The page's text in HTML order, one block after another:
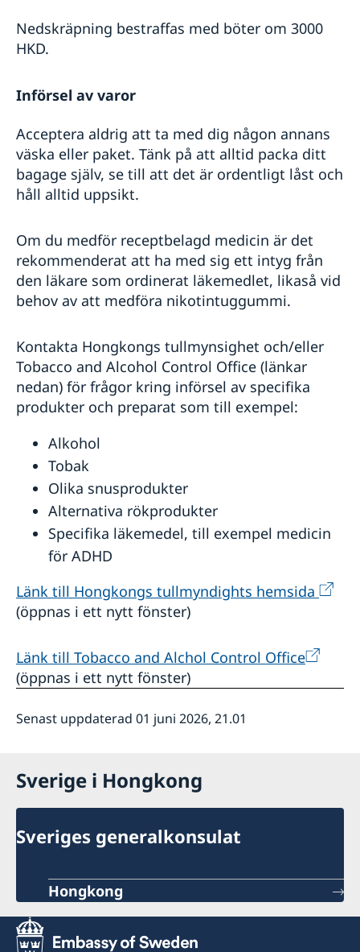
Nedskräpning bestraffas med böter om 3000
HKD.
Införsel av varor
Acceptera aldrig att ta med dig någon annans
väska eller paket. Tänk på att alltid packa ditt
bagage själv, se till att det är ordentligt låst och
håll alltid uppsikt.
Om du medför receptbelagd medicin är det
rekommenderat att ha med sig ett intyg från
den läkare som ordinerat läkemedlet, likaså vid
behov av att medföra nikotintuggummi.
Kontakta Hongkongs tullmynsighet och/eller
Tobacco and Alcohol Control Office (länkar
nedan) för frågor kring införsel av specifika
produkter och preparat som till exempel:
Alkohol
Tobak
Olika snusprodukter
Alternativa rökprodukter
Specifika läkemedel, till exempel medicin
för ADHD
Länk till Hongkongs tullmyndights hemsida
(öppnas i ett nytt fönster)
Länk till Tobacco and Alchol Control Office
(öppnas i ett nytt fönster)
Senast uppdaterad 01 juni 2026, 21.01
Sverige i Hongkong
Sveriges generalkonsulat
Hongkong